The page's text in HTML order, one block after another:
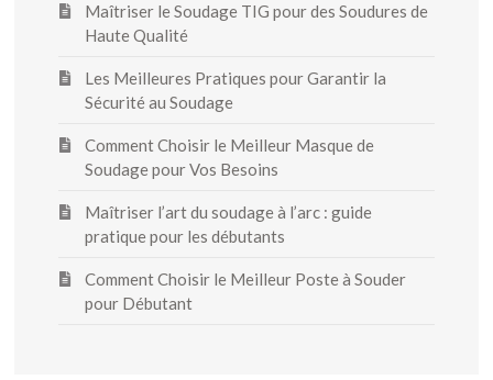
Maîtriser le Soudage TIG pour des Soudures de
Haute Qualité
Les Meilleures Pratiques pour Garantir la
Sécurité au Soudage
Comment Choisir le Meilleur Masque de
Soudage pour Vos Besoins
Maîtriser l’art du soudage à l’arc : guide
pratique pour les débutants
Comment Choisir le Meilleur Poste à Souder
pour Débutant